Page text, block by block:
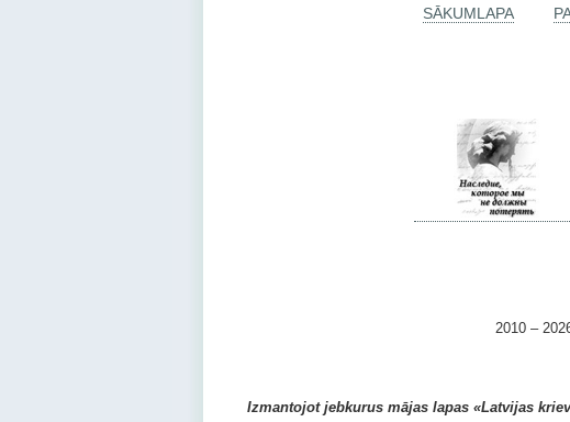
SĀKUMLAPA
2010 – 2026
Izmantojot jebkurus mājas lapas «Latvijas